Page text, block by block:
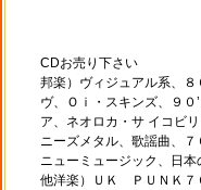
CDお売り下さい
邦楽）ヴィジュアル系、８
ヴ、Ｏｉ・スキンズ、９０
ア、ネオロカ・サ イコビ
ニーズメタル、歌謡曲、７
ニューミュージック、日本
他洋楽）ＵＫ ＰＵＮＫ７